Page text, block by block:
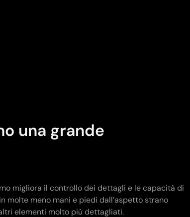
una grande
migliora il controllo dei dettagli e le capacità di
molte meno mani e piedi dall’aspetto strano
elementi molto più dettagliati.